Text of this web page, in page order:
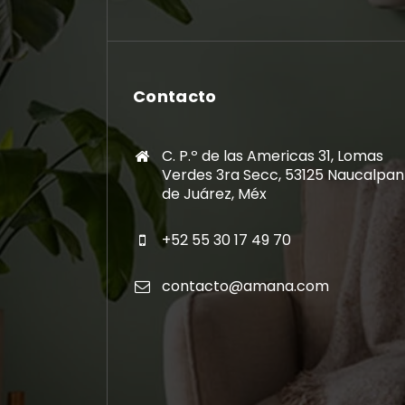
Contacto
C. P.º de las Americas 31, Lomas
Verdes 3ra Secc, 53125 Naucalpan
de Juárez, Méx
+52 55 30 17 49 70
contacto@amana.com